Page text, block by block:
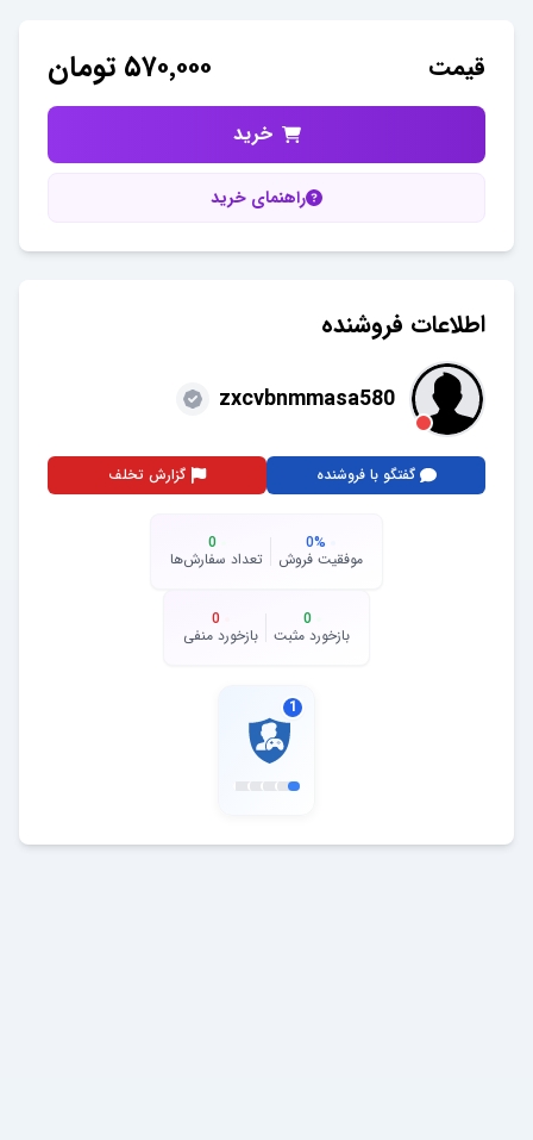
قیمت ۵۷۰٬۰۰۰ تومان
خرید
راهنمای خرید
اطلاعات فروشنده
zxcvbnmmasa580
گفتگو با فروشنده گزارش تخلف
0%
موفقیت فروش
0
تعداد سفارش‌ها
0
بازخورد مثبت
0
بازخورد منفی
1